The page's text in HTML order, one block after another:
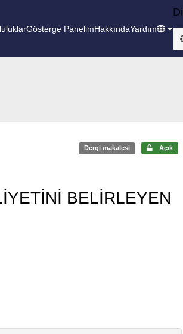
Gösterge PanelimHakkındaYardım
Dil
Dergi makalesi Açık
BELİRLEYEN